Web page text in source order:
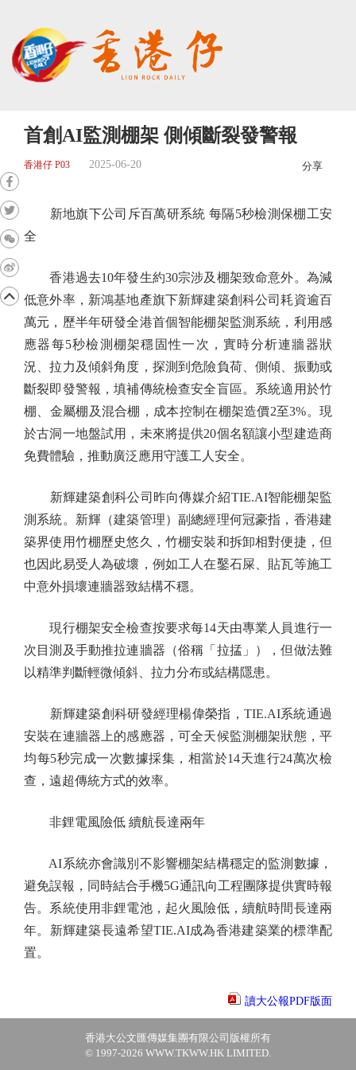
首創AI監測棚架 側傾斷裂發警報
香港仔 P03 2025-06-20 分享
新地旗下公司斥百萬研系統 每隔5秒檢測保棚工安
全
香港過去10年發生約30宗涉及棚架致命意外。為減
低意外率，新鴻基地產旗下新輝建築創科公司耗資逾百
萬元，歷半年研發全港首個智能棚架監測系統，利用感
應器每5秒檢測棚架穩固性一次，實時分析連牆器狀
況、拉力及傾斜角度，探測到危險負荷、側傾、振動或
斷裂即發警報，填補傳統檢查安全盲區。系統適用於竹
棚、金屬棚及混合棚，成本控制在棚架造價2至3%。現
於古洞一地盤試用，未來將提供20個名額讓小型建造商
免費體驗，推動廣泛應用守護工人安全。
新輝建築創科公司昨向傳媒介紹TIE.AI智能棚架監
測系統。新輝（建築管理）副總經理何冠豪指，香港建
築界使用竹棚歷史悠久，竹棚安裝和拆卸相對便捷，但
也因此易受人為破壞，例如工人在鑿石屎、貼瓦等施工
中意外損壞連牆器致結構不穩。
現行棚架安全檢查按要求每14天由專業人員進行一
次目測及手動推拉連牆器（俗稱「拉掹」），但做法難
以精準判斷輕微傾斜、拉力分布或結構隱患。
新輝建築創科研發經理楊偉榮指，TIE.AI系統通過
安裝在連牆器上的感應器，可全天候監測棚架狀態，平
均每5秒完成一次數據採集，相當於14天進行24萬次檢
查，遠超傳統方式的效率。
非鋰電風險低 續航長達兩年
AI系統亦會識別不影響棚架結構穩定的監測數據，
避免誤報，同時結合手機5G通訊向工程團隊提供實時報
告。系統使用非鋰電池，起火風險低，續航時間長達兩
年。新輝建築長遠希望TIE.AI成為香港建築業的標準配
置。
讀大公報PDF版面
香港大公文匯傳媒集團有限公司版權所有
© 1997-2026 WWW.TKWW.HK LIMITED.